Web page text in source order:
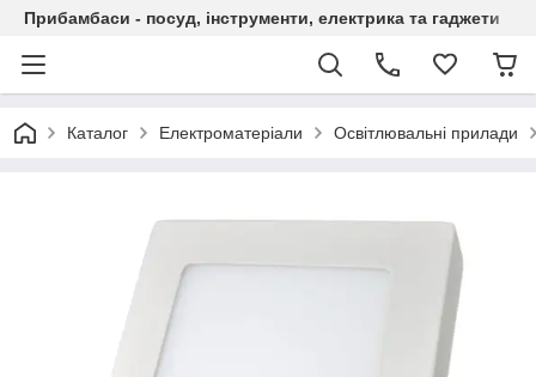
Прибамбаси - посуд, інструменти, електрика та гаджети
Каталог Електроматеріали Освітлювальні прилади